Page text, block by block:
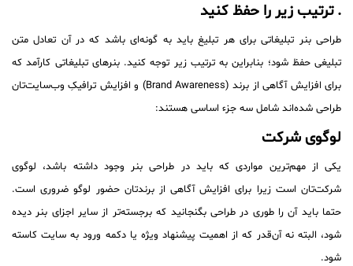
. ترتیب زیر را حفظ کنید
طراحی بنر تبلیغاتی برای هر تبلیغ باید به گونه‌ای باشد که در آن تعادل متن
تبلیغی حفظ شود؛ بنابراین به ترتیب زیر توجه کنید. بنرهای تبلیغاتی کارآمد که
برای افزایش آگاهی از برند (Brand Awareness) و افزایش ترافیکِ وب‌سایت‌تان
طراحی شده‌اند شامل سه جزء اساسی هستند:
لوگوی شرکت‌
یکی از مهم‌ترین مواردی که باید در طراحی بنر وجود داشته باشد، لوگوی
شرکت‌تان است زیرا برای افزایش آگاهی از برندتان حضور لوگو ضروری است.
حتما باید آن را طوری در طراحی بگنجانید که برجسته‌تر از سایر اجزای بنر دیده
شود، البته نه آن‌قدر که از اهمیت پیشنهاد ویژه یا دکمه ورود به سایت کاسته
شود.